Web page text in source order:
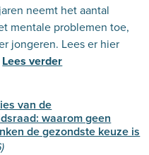
neemt het aantal
mentale problemen toe,
jongeren. Lees er hier
Lees verder
van de
waarom geen
de gezondste keuze is